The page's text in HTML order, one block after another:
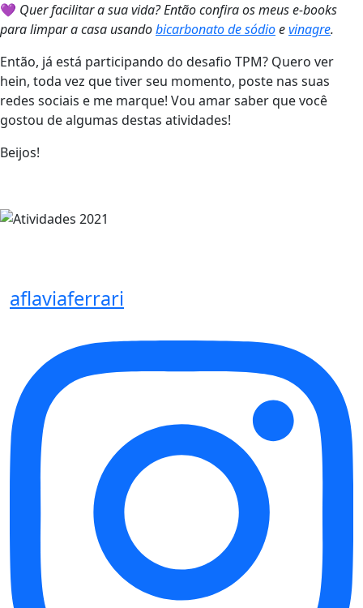
💜 Quer facilitar a sua vida? Então confira os meus e-books
para limpar a casa usandobicarbonato de sódioevinagre.
Então, já está participando do desafio TPM? Quero ver
hein, toda vez que tiver seu momento, poste nas suas
redes sociais e me marque! Vou amar saber que você
gostou de algumas destas atividades!
Beijos!
aflaviaferrari